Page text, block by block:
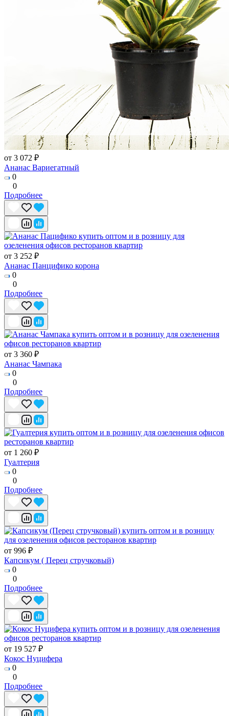
от 3 072 ₽
Ананас Вариегатный
0
0
Подробнее
от 3 252 ₽
Ананас Панцифико корона
0
0
Подробнее
от 3 360 ₽
Ананас Чампака
0
0
Подробнее
от 1 260 ₽
Гуалтерия
0
0
Подробнее
от 996 ₽
Капсикум ( Перец стручковый)
0
0
Подробнее
от 19 527 ₽
Кокос Нуцифера
0
0
Подробнее